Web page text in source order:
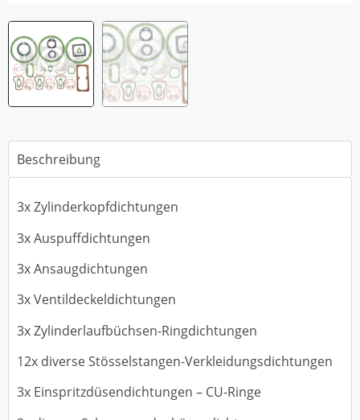
Beschreibung
3x Zylinderkopfdichtungen
3x Auspuffdichtungen
3x Ansaugdichtungen
3x Ventildeckeldichtungen
3x Zylinderlaufbüchsen-Ringdichtungen
12x diverse Stösselstangen-Verkleidungsdichtungen
3x Einspritzdüsendichtungen – CU-Ringe